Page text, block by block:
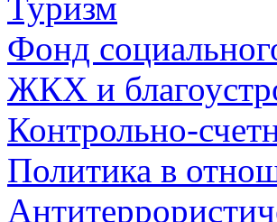
Фонд
ЖКХ и
Контрольно-
Политика в